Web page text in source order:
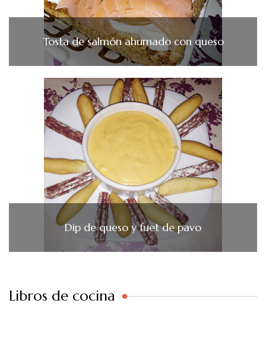
Tosta de salmón ahumado con queso
Dip de queso y fuet de pavo
Libros de cocina